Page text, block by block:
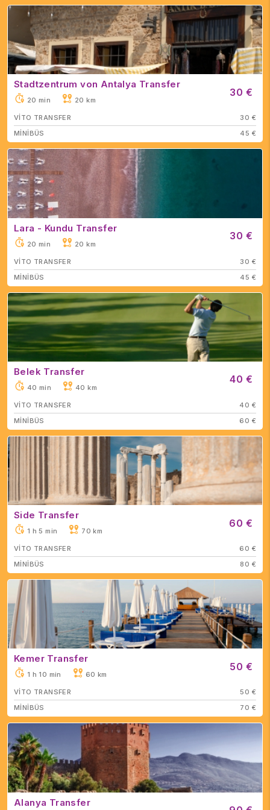
Stadtzentrum von Antalya Transfer
20 min 20 km
30 €
VİTO TRANSFER
30 €
MİNİBÜS
45 €
Lara - Kundu Transfer
20 min 20 km
30 €
VİTO TRANSFER
30 €
MİNİBÜS
45 €
Belek Transfer
40 min 40 km
40 €
VİTO TRANSFER
40 €
MİNİBÜS
60 €
Side Transfer
1 h 5 min 70 km
60 €
VİTO TRANSFER
60 €
MİNİBÜS
80 €
Kemer Transfer
1 h 10 min 60 km
50 €
VİTO TRANSFER
50 €
MİNİBÜS
70 €
Alanya Transfer